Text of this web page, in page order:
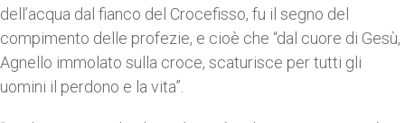
dell’acqua dal fianco del Crocefisso, fu il segno del
compimento delle profezie, e cioè che “dal cuore di Gesù,
Agnello immolato sulla croce, scaturisce per tutti gli
uomini il perdono e la vita”.